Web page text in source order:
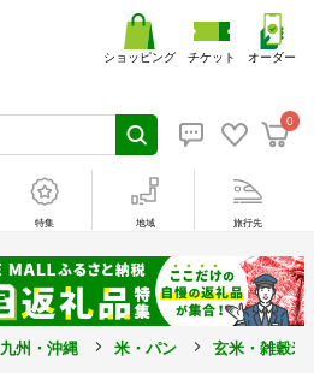
0
ショッピング チケット オーダー
特集 地域 旅行先
九州・沖縄 米・パン 玄米・雑穀米